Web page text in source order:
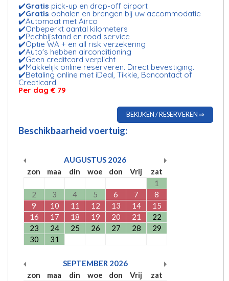
✔️Gratis pick-up en drop-off airport
✔️Gratis ophalen en brengen bij uw accommodatie
✔️Automaat met Airco
✔️Onbeperkt aantal kilometers
✔️Pechbijstand en road service
✔️Optie WA + en all risk verzekering
✔️Auto's hebben airconditioning
✔️Geen creditcard verplicht
✔️Makkelijk online reserveren. Direct bevestiging.
✔️Betaling online met iDeal, Tikkie, Bancontact of
Credticard
Per dag € 79
BEKIJKEN / RESERVEREN ⇒
Beschikbaarheid voertuig:
AUGUSTUS 2026
zon
maa din woe don Vrij
zat
1
2
3 4 5 6 7
8
9
10 11 12 13 14
15
16
17 18 19 20 21
22
23
24 25 26 27 28
29
30
31
SEPTEMBER 2026
zon
maa din woe don Vrij zat